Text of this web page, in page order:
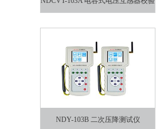
NDY-103B 二次压降测试仪